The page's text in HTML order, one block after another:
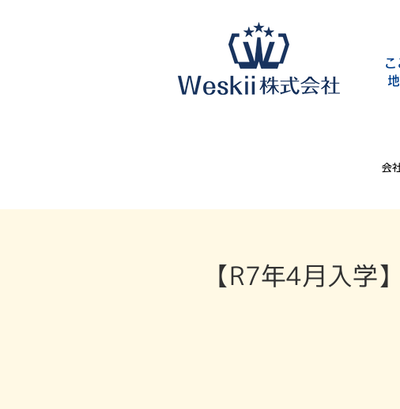
会
【R7年4月入学